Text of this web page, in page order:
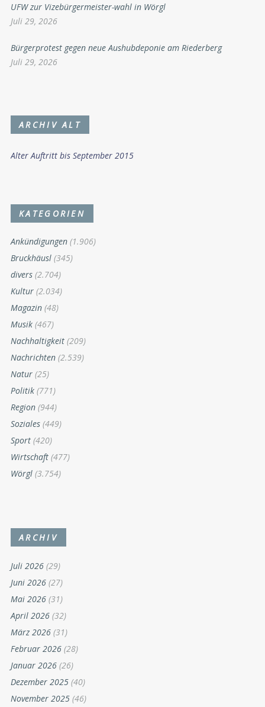
UFW zur Vizebürgermeister-wahl in Wörgl
Juli 29, 2026
Bürgerprotest gegen neue Aushubdeponie am Riederberg
Juli 29, 2026
ARCHIV ALT
Alter Auftritt bis September 2015
KATEGORIEN
Ankündigungen (1.906)
Bruckhäusl (345)
divers (2.704)
Kultur (2.034)
Magazin (48)
Musik (467)
Nachhaltigkeit (209)
Nachrichten (2.539)
Natur (25)
Politik (771)
Region (944)
Soziales (449)
Sport (420)
Wirtschaft (477)
Wörgl (3.754)
ARCHIV
Juli 2026 (29)
Juni 2026 (27)
Mai 2026 (31)
April 2026 (32)
März 2026 (31)
Februar 2026 (28)
Januar 2026 (26)
Dezember 2025 (40)
November 2025 (46)